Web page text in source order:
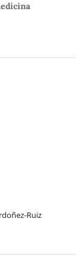
Ruiz